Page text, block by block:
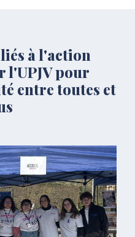
à l'action
l'UPJV pour
entre toutes et